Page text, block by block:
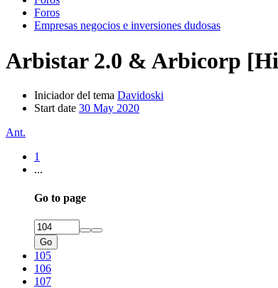
Foros
Empresas negocios e inversiones dudosas
Arbistar 2.0 & Arbicorp
Iniciador del tema Davidoski
Start date 30 May 2020
Ant.
1
...
Go to page
Go
105
106
107